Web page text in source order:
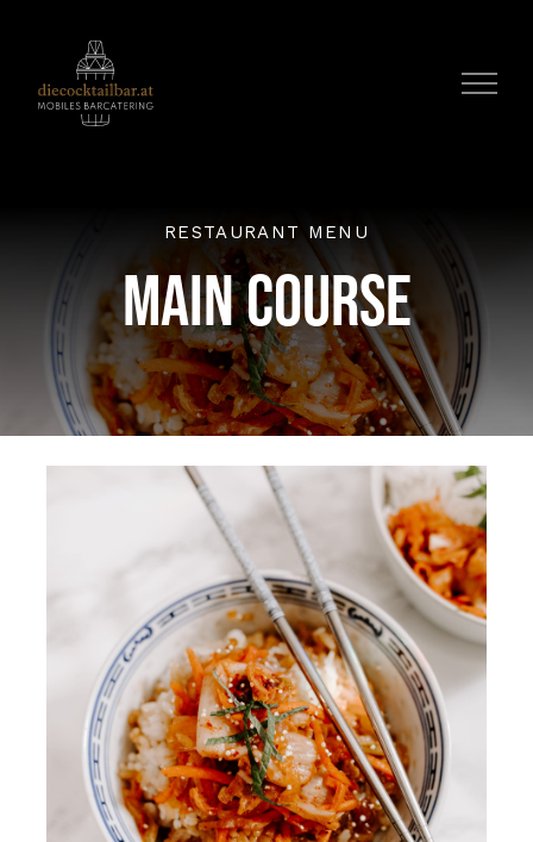
springen
RESTAURANT MENU
MAIN COURSE